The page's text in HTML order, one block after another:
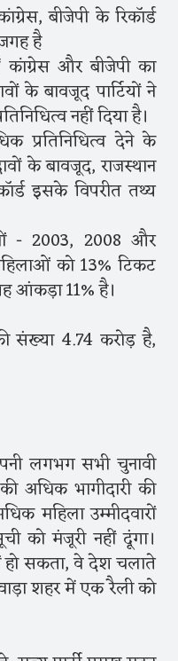
बीजेपी के रिकॉर्ड
है
कांग्रेस और बीजेपी का
के बावजूद पार्टियों ने
नहीं दिया है।
प्रतिनिधित्व देने के
के बावजूद, राजस्थान
इसके विपरीत तथ्य
- 2003, 2008 और
को 13% टिकट
आंकड़ा 11% है।
संख्या 4.74 करोड़ है,
लगभग सभी चुनावी
अधिक भागीदारी की
महिला उम्मीदवारों
को मंजूरी नहीं दूंगा।
हो सकता, वे देश चलाते
शहर में एक रैली को